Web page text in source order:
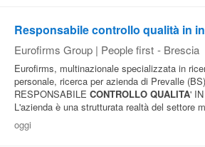
Responsabile controllo qualità in
Eurofirms Group | People first - Brescia
Eurofirms, multinazionale specializzata in
personale, ricerca per azienda di Prevalle
RESPONSABILE CONTROLLO QUALITA'
L'azienda è una strutturata realtà del settore
oggi